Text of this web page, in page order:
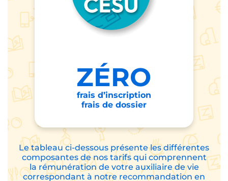
ZÉRO
frais d’inscription
frais de dossier
Le tableau ci-dessous présente les différentes
composantes de nos tarifs qui comprennent
la rémunération de votre auxiliaire de vie
correspondant à notre recommandation en